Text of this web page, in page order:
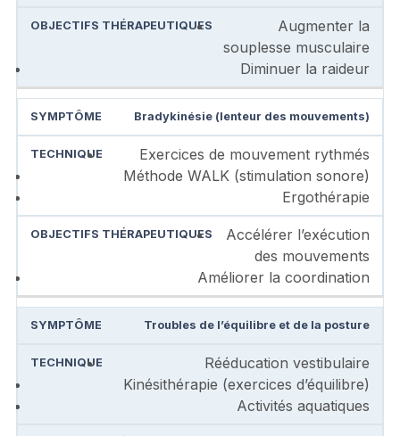
Augmenter la
souplesse musculaire
Diminuer la raideur
Bradykinésie (lenteur des mouvements)
Exercices de mouvement rythmés
Méthode WALK (stimulation sonore)
Ergothérapie
Accélérer l’exécution
des mouvements
Améliorer la coordination
Troubles de l’équilibre et de la posture
Rééducation vestibulaire
Kinésithérapie (exercices d’équilibre)
Activités aquatiques